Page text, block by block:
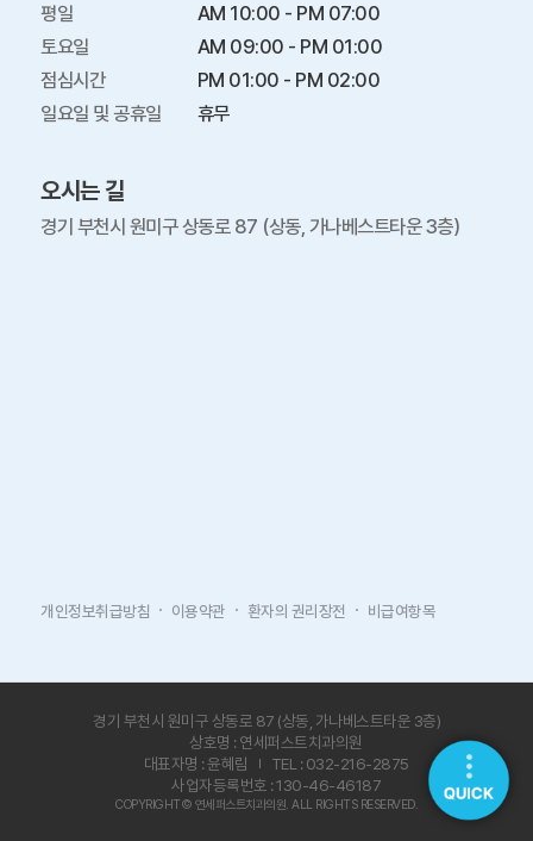
평일
토요일
점심시간
일요일 및 공휴일
AM 10:00 - PM 07:00
AM 09:00 - PM 01:00
PM 01:00 - PM 02:00
휴무
오시는 길
경기 부천시 원미구 상동로 87 (상동, 가나베스트타운 3층)
개인정보취급방침 이용약관 환자의 권리장전 비급여항목
경기 부천시 원미구 상동로 87 (상동, 가나베스트타운 3층)
상호명 : 연세퍼스트치과의원
대표자명 : 윤혜림
TEL : 032-216-2875
사업자등록번호 : 130-46-46187
COPYRIGHT© 연세퍼스트치과의원. ALL RIGHTS RESERVED.